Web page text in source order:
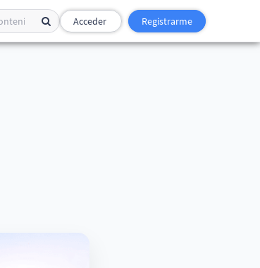
Acceder Registrarme